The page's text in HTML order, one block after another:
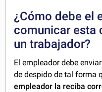
¿Cómo debe el
comunicar esta
un trabajador?
El empleador debe
de despido de tal forma
empleador la reciba